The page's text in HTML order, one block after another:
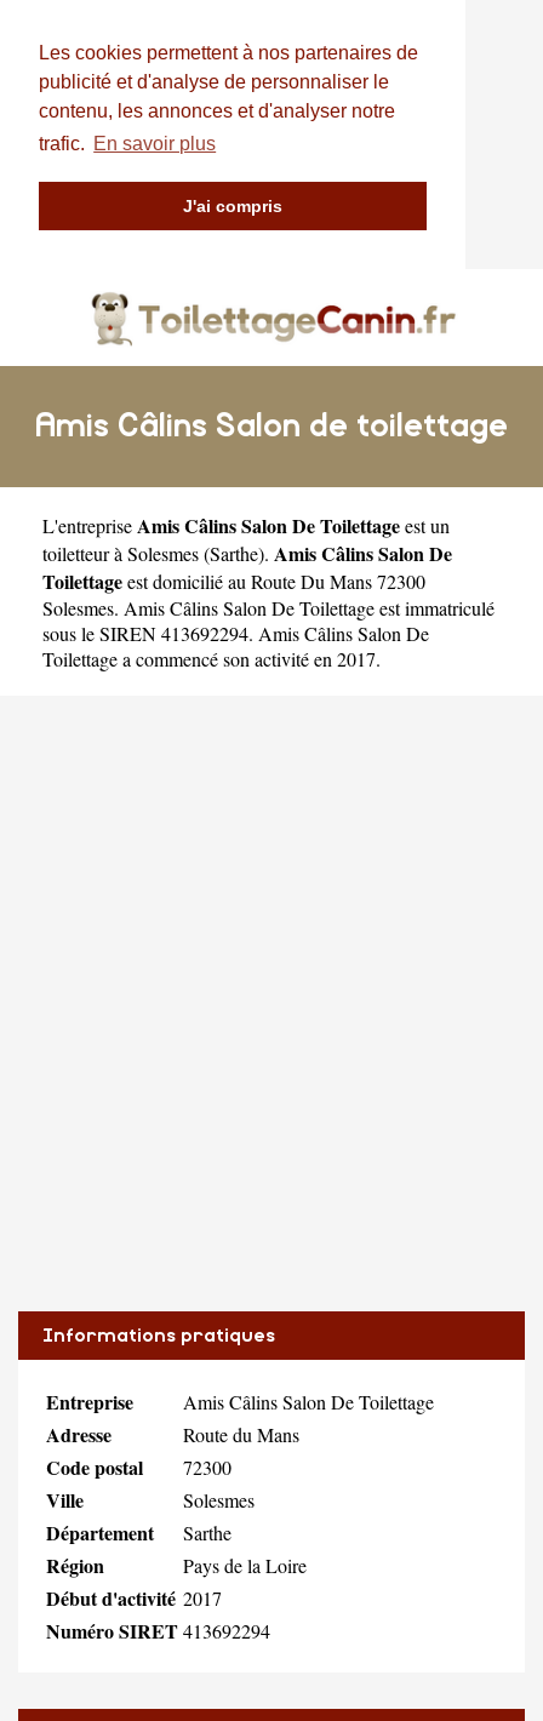
Les cookies permettent à nos partenaires de
publicité et d'analyse de personnaliser le
contenu, les annonces et d'analyser notre
trafic. En savoir plus
J'ai compris
Amis Câlins Salon de toilettage
L'entrepriseAmis Câlins Salon De Toilettageest un
toiletteur à Solesmes(Sarthe). Amis Câlins Salon De
Toilettageest domicilié au Route Du Mans 72300
Solesmes. Amis Câlins Salon De Toilettage est immatriculé
sous le SIREN 413692294. Amis Câlins Salon De
Toilettage a commencé son activité en 2017.
Informations pratiques
Entreprise Amis Câlins Salon De Toilettage
Adresse Route du Mans
Code postal 72300
Ville Solesmes
Département Sarthe
Région Pays de la Loire
Début d'activité 2017
Numéro SIRET413692294